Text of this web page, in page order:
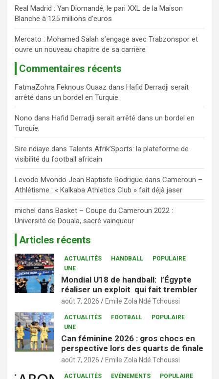
Real Madrid : Yan Diomandé, le pari XXL de la Maison
Blanche à 125 millions d’euros
Mercato : Mohamed Salah s’engage avec Trabzonspor et
ouvre un nouveau chapitre de sa carrière
Commentaires récents
FatmaZohra Feknous Ouaaz dans Hafid Derradji serait
arrêté dans un bordel en Turquie.
Nono dans Hafid Derradji serait arrêté dans un bordel en
Turquie.
Sire ndiaye dans Talents Afrik’Sports: la plateforme de
visibilité du football africain
Levodo Mvondo Jean Baptiste Rodrigue dans Cameroun –
Athlétisme : « Kalkaba Athletics Club » fait déjà jaser
michel dans Basket – Coupe du Cameroun 2022 :
Université de Douala, sacré vainqueur
Articles récents
ACTUALITÉS HANDBALL
POPULAIRE
UNE
Mondial U18 de handball: l’Égypte
réaliser un exploit qui fait trembler
août 7, 2026 Emile Zola Ndé Tchoussi
ACTUALITÉS FOOTBALL
POPULAIRE
UNE
Can féminine 2026 : gros chocs en
perspective lors des quarts de finale
août 7, 2026 Emile Zola Ndé Tchoussi
ACTUALITÉS EVÉNEMENTS POPULAIRE